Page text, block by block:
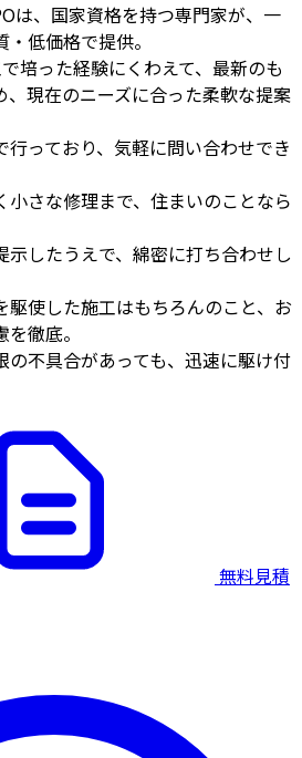
は、国家資格を持つ専門家が、一
低価格で提供。
培った経験にくわえて、最新のも
、現在のニーズに合った柔軟な提案
っており、気軽に問い合わせでき
小さな修理まで、住まいのことなら
示したうえで、綿密に打ち合わせし
駆使した施工はもちろんのこと、お
徹底。
の不具合があっても、迅速に駆け付
無料見積